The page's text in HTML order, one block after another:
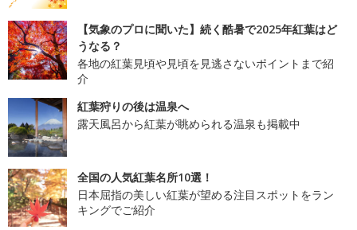
【気象のプロに聞いた】続く酷暑で2025年紅葉はど
うなる？
各地の紅葉見頃や見頃を見逃さないポイントまで紹
介
紅葉狩りの後は温泉へ
露天風呂から紅葉が眺められる温泉も掲載中
全国の人気紅葉名所10選！
日本屈指の美しい紅葉が望める注目スポットをラン
キングでご紹介